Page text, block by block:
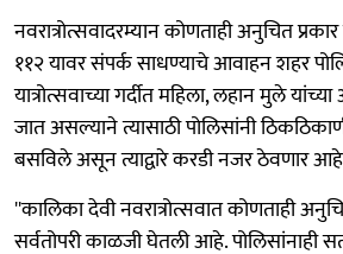
नवरात्रोत्सवादरम्यान कोणताही अनुचित
११२ यावर संपर्क साधण्याचे आवाहन शहर
यात्रोत्सवाच्या गर्दीत महिला, लहान मुले
जात असल्याने त्यासाठी पोलिसांनी
बसविले असून त्याद्वारे करडी नजर ठेवणार
''कालिका देवी नवरात्रोत्सवात कोणताही
सर्वतोपरी काळजी घेतली आहे. पोलिसांनाही